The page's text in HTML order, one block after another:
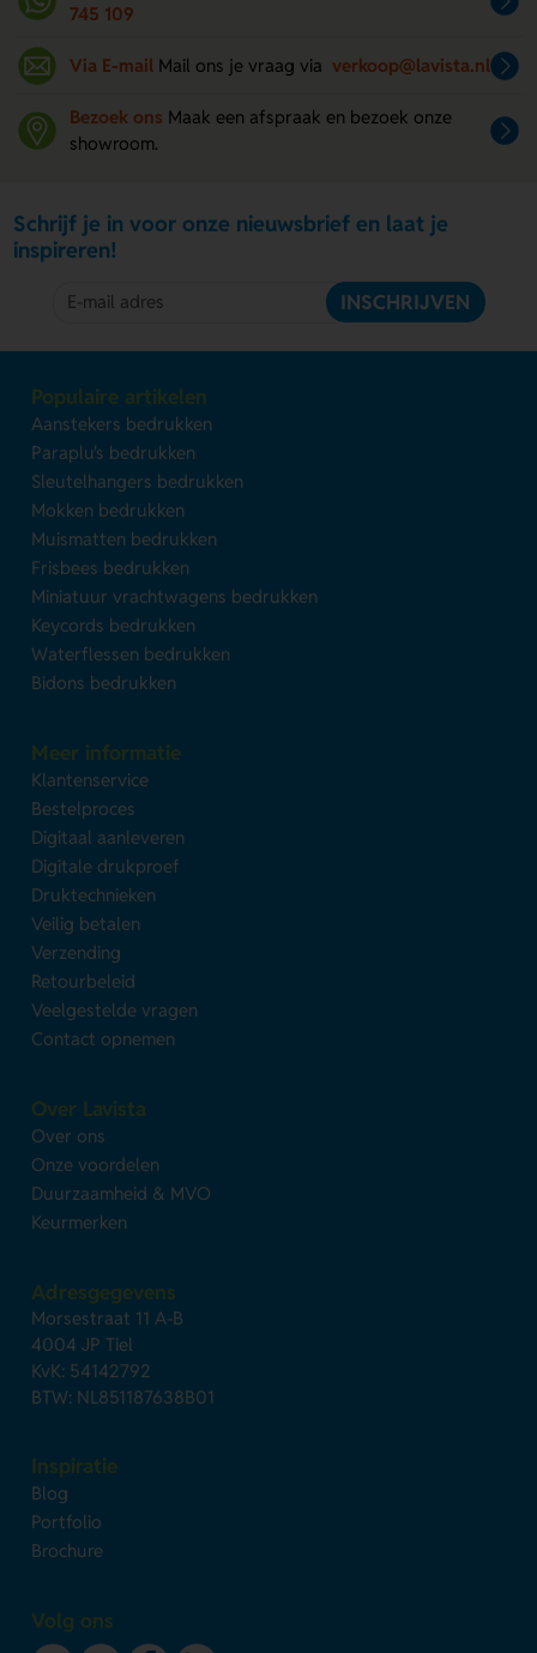
745 109
Via E-mail Mail ons je vraag via verkoop@lavista.nl
Bezoek ons Maak een afspraak en bezoek onze
showroom.
Schrijf je in voor onze nieuwsbrief en laat je
inspireren!
INSCHRIJVEN
Populaire artikelen
Aanstekers bedrukken
Paraplu's bedrukken
Sleutelhangers bedrukken
Mokken bedrukken
Muismatten bedrukken
Frisbees bedrukken
Miniatuur vrachtwagens bedrukken
Keycords bedrukken
Waterflessen bedrukken
Bidons bedrukken
Meer informatie
Klantenservice
Bestelproces
Digitaal aanleveren
Digitale drukproef
Druktechnieken
Veilig betalen
Verzending
Retourbeleid
Veelgestelde vragen
Contact opnemen
Over Lavista
Over ons
Onze voordelen
Duurzaamheid & MVO
Keurmerken
Adresgegevens
Morsestraat 11 A-B
4004 JP Tiel
KvK: 54142792
BTW: NL851187638B01
Inspiratie
Blog
Portfolio
Brochure
Volg ons